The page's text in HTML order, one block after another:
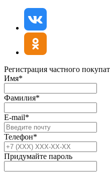
Регистрация частного
Имя*
Фамилия*
E-mail*
Телефон*
Придумайте пароль